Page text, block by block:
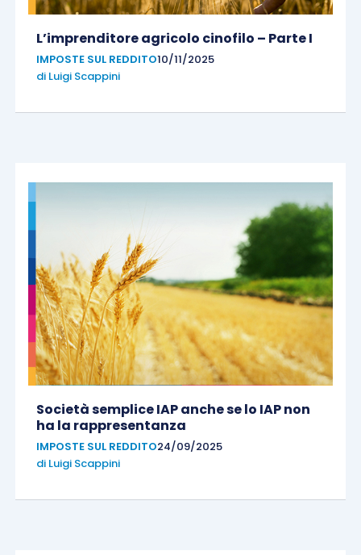
L’imprenditore agricolo cinofilo – Parte I
IMPOSTE SUL REDDITO10/11/2025
di Luigi Scappini
Società semplice IAP anche se lo IAP non
ha la rappresentanza
IMPOSTE SUL REDDITO24/09/2025
di Luigi Scappini